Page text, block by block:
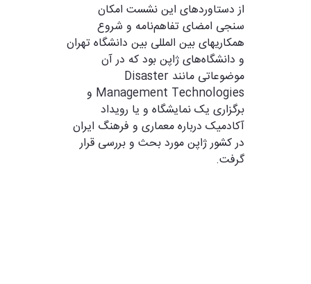
‎از دستاوردهای این نشست امکان
سنجی امضای تفاهم‌نامه و شروع
همکاریهای بین المللی بین دانشگاه تهران
و دانشگاه‌های ژاپن بود که در آن
موضوعاتی مانند Disaster
Management Technologies و
برگزاری یک نمایشگاه و یا رویداد
آکادمیک درباره معماری و فرهنگ ایران
در کشور ژاپن مورد بحث و بررسی قرار
گرفت.